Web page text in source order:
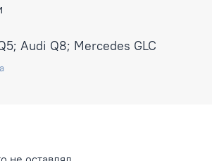
Audi Q8; Mercedes GLC